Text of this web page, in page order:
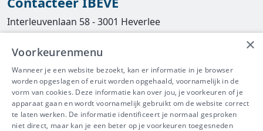
Interleuvenlaan 58 - 3001 Heverlee
016/390490
info@ibeve.be
asbest@ibeve.be
Ondernemingsnummer: 0436 612 044
×
Voorkeurenmenu
Wanneer je een website bezoekt, kan er informatie in je browser
worden opgeslagen of eruit worden opgehaald, voornamelijk in de
vorm van cookies. Deze informatie kan over jou, je voorkeuren of je
apparaat gaan en wordt voornamelijk gebruikt om de website correct
te laten werken. De informatie identificeert je normaal gesproken
niet direct, maar kan je een beter op je voorkeuren toegesneden